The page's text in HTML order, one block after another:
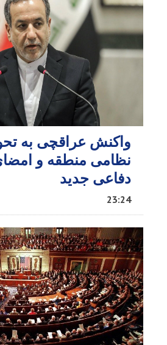
واکنش عراقچی به
نظامی منطقه و
دفاعی جدید
23:24